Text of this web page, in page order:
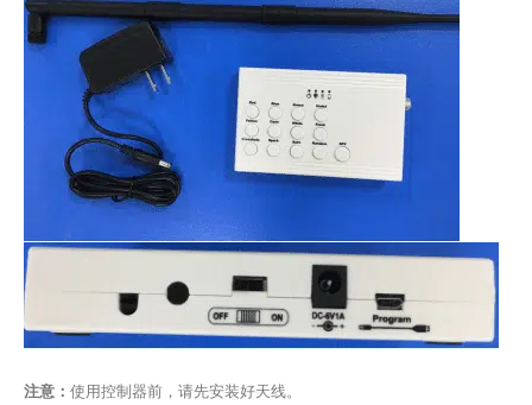
注意： 使用控制器前，请先安装好天线。